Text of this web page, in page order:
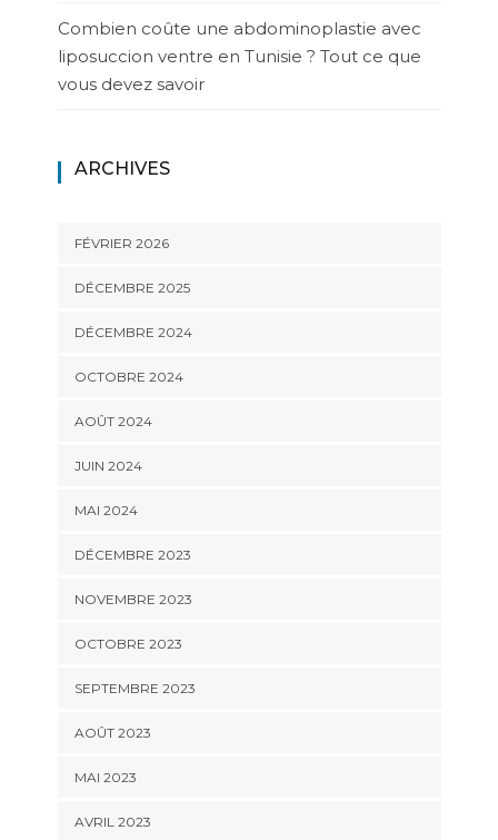
Combien coûte une abdominoplastie avec
liposuccion ventre en Tunisie ? Tout ce que
vous devez savoir
ARCHIVES
FÉVRIER 2026
DÉCEMBRE 2025
DÉCEMBRE 2024
OCTOBRE 2024
AOÛT 2024
JUIN 2024
MAI 2024
DÉCEMBRE 2023
NOVEMBRE 2023
OCTOBRE 2023
SEPTEMBRE 2023
AOÛT 2023
MAI 2023
AVRIL 2023